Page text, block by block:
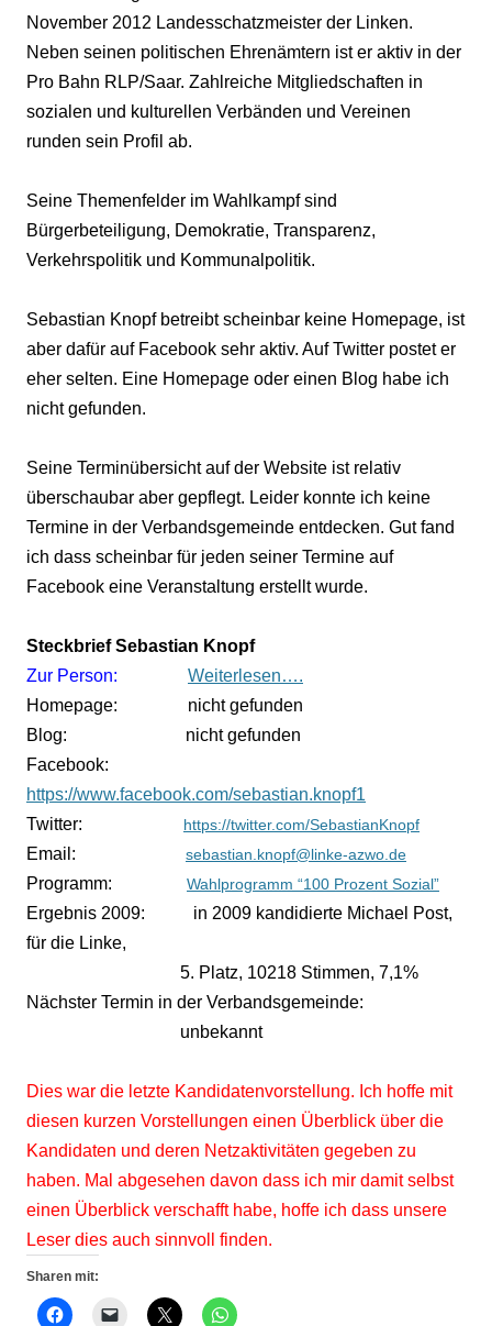
November 2012 Landesschatzmeister der Linken.
Neben seinen politischen Ehrenämtern ist er aktiv in der
Pro Bahn RLP/Saar. Zahlreiche Mitgliedschaften in
sozialen und kulturellen Verbänden und Vereinen
runden sein Profil ab.
Seine Themenfelder im Wahlkampf sind
Bürgerbeteiligung, Demokratie, Transparenz,
Verkehrspolitik und Kommunalpolitik.
Sebastian Knopf betreibt scheinbar keine Homepage, ist
aber dafür auf Facebook sehr aktiv. Auf Twitter postet er
eher selten. Eine Homepage oder einen Blog habe ich
nicht gefunden.
Seine Terminübersicht auf der Website ist relativ
überschaubar aber gepflegt. Leider konnte ich keine
Termine in der Verbandsgemeinde entdecken. Gut fand
ich dass scheinbar für jeden seiner Termine auf
Facebook eine Veranstaltung erstellt wurde.
Steckbrief Sebastian Knopf
Zur Person:
Weiterlesen….
Homepage:
nicht gefunden
Blog:
nicht gefunden
Facebook:
https://www.facebook.com/sebastian.knopf1
Twitter:
https://twitter.com/SebastianKnopf
Email: sebastian.knopf@linke-azwo.de
Programm: Wahlprogramm “100 Prozent Sozial”
Ergebnis 2009:
in 2009 kandidierte Michael Post,
für die Linke,
5. Platz, 10218 Stimmen, 7,1%
Nächster Termin in der Verbandsgemeinde:
unbekannt
Dies war die letzte Kandidatenvorstellung. Ich hoffe mit
diesen kurzen Vorstellungen einen Überblick über die
Kandidaten und deren Netzaktivitäten gegeben zu
haben. Mal abgesehen davon dass ich mir damit selbst
einen Überblick verschafft habe, hoffe ich dass unsere
Leser dies auch sinnvoll finden.
Sharen mit: